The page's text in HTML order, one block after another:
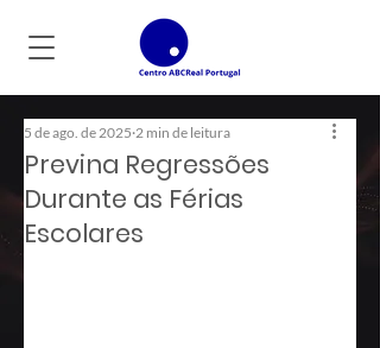
Previna Regressões
Durante as Férias
Escolares
5 de ago. de 2025 2 min de leitura